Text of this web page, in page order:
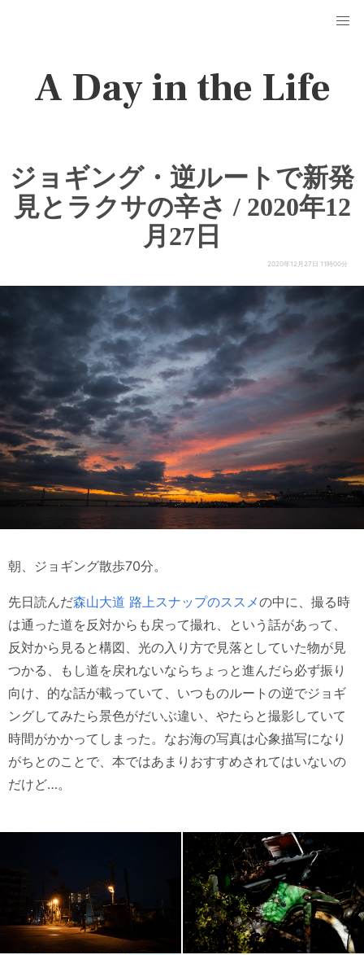
A Day in the Life
ジョギング・逆ルートで新発
見とラクサの辛さ / 2020年12
月27日
2020年12月27日 11時00分
朝、ジョギング散歩70分。
先日読んだ森山大道 路上スナップのススメの中に、撮る時
は通った道を反対からも戻って撮れ、という話があって、
反対から見ると構図、光の入り方で見落としていた物が見
つかる、もし道を戻れないならちょっと進んだら必ず振り
向け、的な話が載っていて、いつものルートの逆でジョギ
ングしてみたら景色がだいぶ違い、やたらと撮影していて
時間がかかってしまった。なお海の写真は心象描写になり
がちとのことで、本ではあまりおすすめされてはいないの
だけど…。